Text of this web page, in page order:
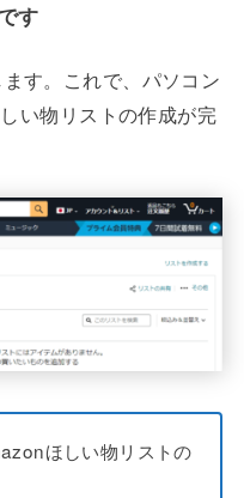
す
す。これで、パソコン
い物リストの作成が完
ほしい物リストの